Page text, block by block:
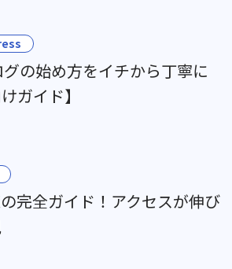
の始め方をイチから丁寧に
ガイド】
完全ガイド！アクセスが伸び